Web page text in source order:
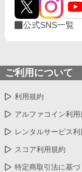
公式SNS一覧
ご利用について
利用規約
アルファコイン利用
レンタルサービス利
スコア利用規約
特定商取引法に基づ